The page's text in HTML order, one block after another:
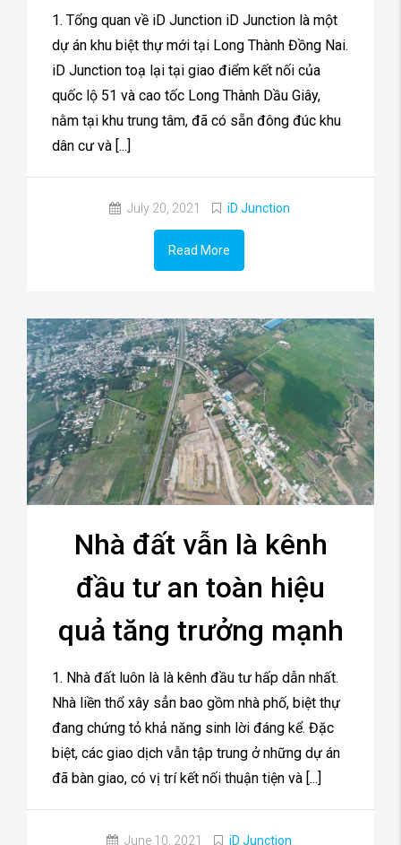
1. Tổng quan về iD Junction iD Junction là một
dự án khu biệt thự mới tại Long Thành Đồng Nai.
iD Junction toạ lại tại giao điểm kết nối của
quốc lộ 51 và cao tốc Long Thành Dầu Giây,
nằm tại khu trung tâm, đã có sẵn đông đúc khu
dân cư và [...]
July 20, 2021 iD Junction
Read More
Nhà đất vẫn là kênh
đầu tư an toàn hiệu
quả tăng trưởng mạnh
1. Nhà đất luôn là là kênh đầu tư hấp dẫn nhất.
Nhà liền thổ xây sẳn bao gồm nhà phố, biệt thự
đang chứng tỏ khả năng sinh lời đáng kể. Đặc
biệt, các giao dịch vẫn tập trung ở những dự án
đã bàn giao, có vị trí kết nối thuận tiện và [...]
June 10, 2021 iD Junction